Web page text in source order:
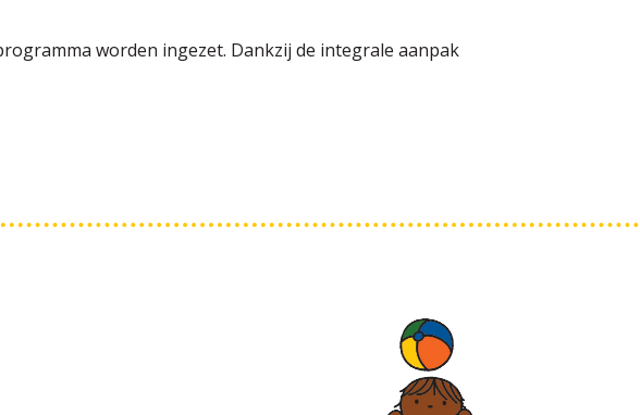
worden ingezet. Dankzij de integrale aanpak